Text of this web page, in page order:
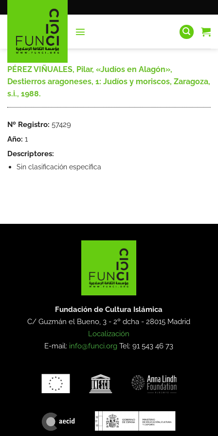
al
PÉREZ VIÑUALES, Pilar, «Judíos en Alagón»,
Destierros aragoneses, 1: Judíos y moriscos, Zaragoza,
s.i., 1988.
Nº Registro: 57429
Año: 1
Descriptores:
Sin clasificación específica
Fundación de Cultura Islámica
C/ Guzmán el Bueno, 3 - 2º dcha -28015 Madrid
Localización
E-mail: info@funci.org Tel: 91 543 46 73